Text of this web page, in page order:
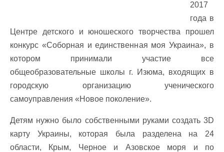
2017
года в
Центре детского и юношеского творчества прошел
конкурс «Соборная и единственная моя Украина», в
котором принимали участие все
общеобразовательные школы г. Изюма, входящих в
городскую организацию ученического
самоуправления «Новое поколение».
Детям нужно было собственными руками создать 3D
карту Украины, которая была разделена на 24
области, Крым, Черное и Азовское моря и по